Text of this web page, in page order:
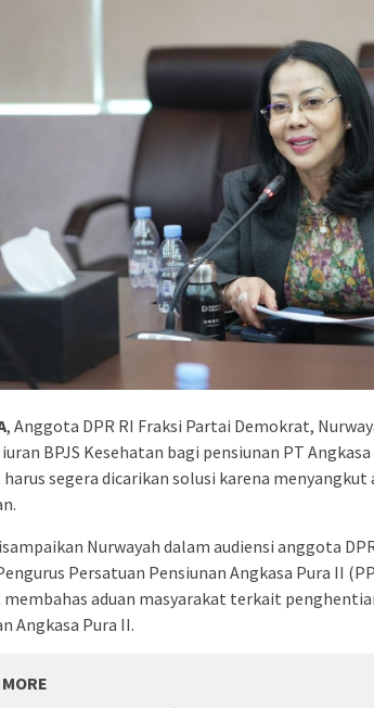
, Anggota DPR RI Fraksi Partai Demokrat,
BPJS Kesehatan bagi pensiunan PT
segera dicarikan solusi karena menyangkut
Nurwayah dalam audiensi anggota
Persatuan Pensiunan Angkasa Pura II
aduan masyarakat terkait
Angkasa Pura II.